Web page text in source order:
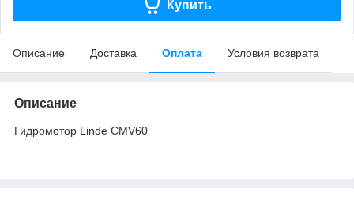
Купить
Описание Доставка Оплата Условия возврата
Описание
Гидромотор Linde CMV60